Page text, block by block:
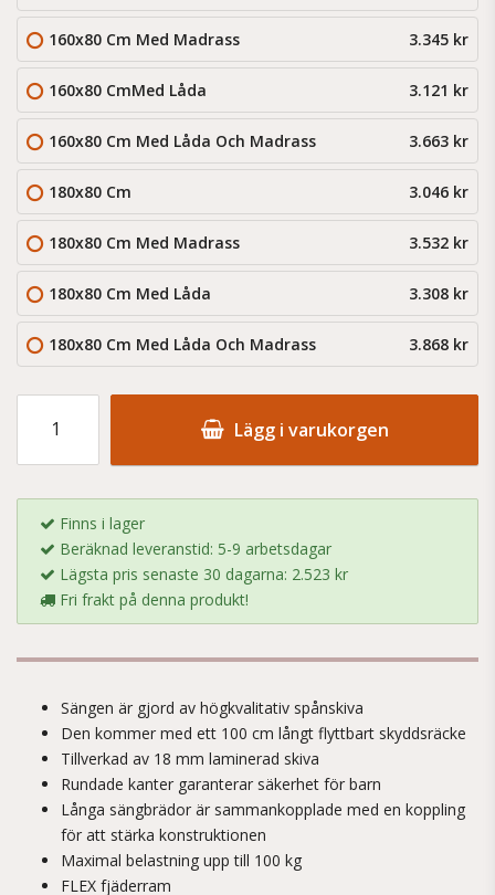
160x80 Cm Med Madrass 3.345 kr
160x80 CmMed Låda 3.121 kr
160x80 Cm Med Låda Och Madrass 3.663 kr
180x80 Cm 3.046 kr
180x80 Cm Med Madrass 3.532 kr
180x80 Cm Med Låda 3.308 kr
180x80 Cm Med Låda Och Madrass 3.868 kr
Lägg i varukorgen
Finns i lager
Beräknad leveranstid: 5-9 arbetsdagar
Lägsta pris senaste 30 dagarna: 2.523 kr
Fri frakt på denna produkt!
Sängen är gjord av högkvalitativ spånskiva
Den kommer med ett 100 cm långt flyttbart skyddsräcke
Tillverkad av 18 mm laminerad skiva
Rundade kanter garanterar säkerhet för barn
Långa sängbrädor är sammankopplade med en koppling
för att stärka konstruktionen
Maximal belastning upp till 100 kg
FLEX fjäderram